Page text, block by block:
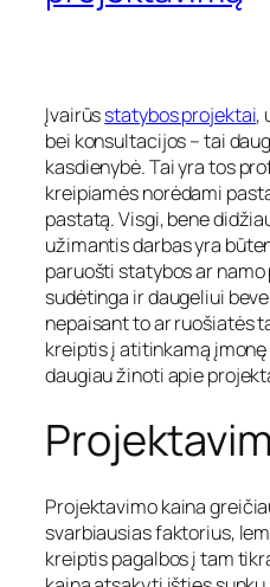
Įvairūsstatybos projektai,
bei konsultacijos – tai
kasdienybė. Tai yra tos
kreipiamės norėdami
pastatą. Visgi, bene
užimantis darbas yra
paruošti statybos ar
sudėtinga ir daugeliui
nepaisant to ar ruošiatės
kreiptis į atitinkamą įmonę
daugiau žinoti apie
Projektavimo kaina
svarbiausias faktorius,
kreiptis pagalbos į tam